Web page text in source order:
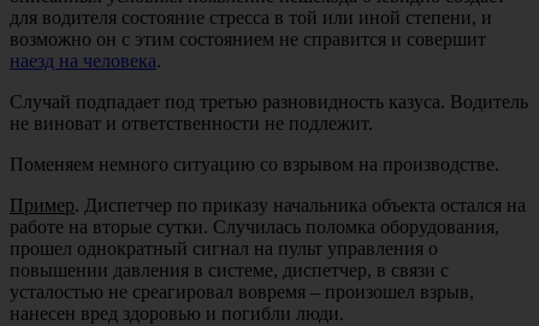
для водителя состояние стресса в той или иной степени, и
возможно он с этим состоянием не справится и совершит
наезд на человека.
Случай подпадает под третью разновидность казуса. Водитель
не виноват и ответственности не подлежит.
Поменяем немного ситуацию со взрывом на производстве.
Пример. Диспетчер по приказу начальника объекта остался на
работе на вторые сутки. Случилась поломка оборудования,
прошел однократный сигнал на пульт управления о
повышении давления в системе, диспетчер, в связи с
усталостью не среагировал вовремя – произошел взрыв,
нанесен вред здоровью и погибли люди.